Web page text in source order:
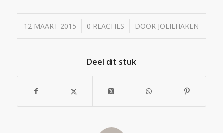
12 MAART 2015
/ 0 REACTIES
/ DOOR JOLIEHAKEN
Deel dit stuk